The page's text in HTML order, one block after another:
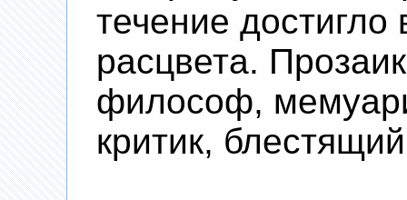
течение
расцвета.
философ,
критик,